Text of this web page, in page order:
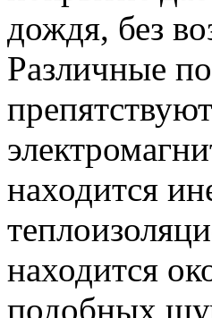
дождя, без
Различные
находится
находится
подобных